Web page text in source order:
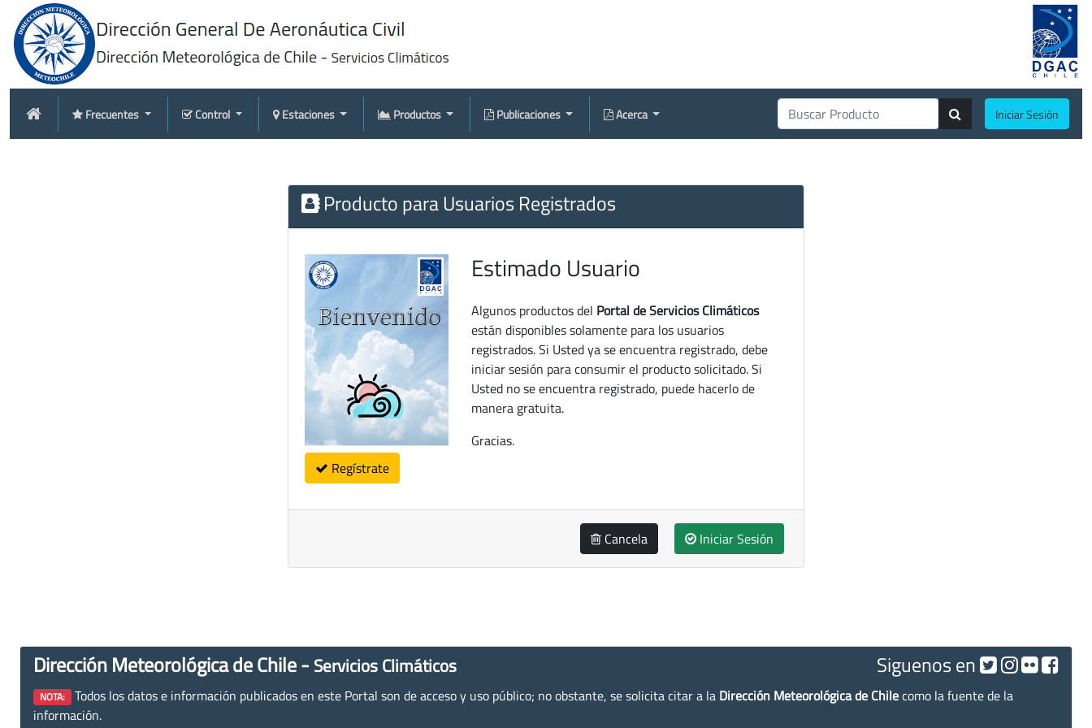
Frecuentes Control Estaciones Productos Publicaciones Acerca Iniciar Sesión
Producto para Usuarios Registrados
Regístrate
Estimado Usuario
Algunos productos del Portal de Servicios Climáticos
están disponibles solamente para los usuarios
registrados. Si Usted ya se encuentra registrado, debe
iniciar sesión para consumir el producto solicitado. Si
Usted no se encuentra registrado, puede hacerlo de
manera gratuita.
Gracias.
Cancela Iniciar Sesión
Dirección Meteorológica de Chile - Servicios Climáticos Siguenos en
NOTA: Todos los datos e información publicados en este Portal son de acceso y uso público; no obstante, se solicita citar a la Dirección Meteorológica de Chilecomo la fuente de la
información.